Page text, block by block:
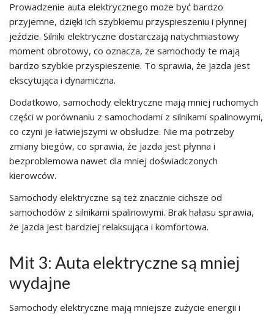
Prowadzenie auta elektrycznego może być bardzo
przyjemne, dzięki ich szybkiemu przyspieszeniu i płynnej
jeździe. Silniki elektryczne dostarczają natychmiastowy
moment obrotowy, co oznacza, że samochody te mają
bardzo szybkie przyspieszenie. To sprawia, że jazda jest
ekscytująca i dynamiczna.
Dodatkowo, samochody elektryczne mają mniej ruchomych
części w porównaniu z samochodami z silnikami spalinowymi,
co czyni je łatwiejszymi w obsłudze. Nie ma potrzeby
zmiany biegów, co sprawia, że jazda jest płynna i
bezproblemowa nawet dla mniej doświadczonych
kierowców.
Samochody elektryczne są też znacznie cichsze od
samochodów z silnikami spalinowymi. Brak hałasu sprawia,
że jazda jest bardziej relaksująca i komfortowa.
Mit 3: Auta elektryczne są mniej
wydajne
Samochody elektryczne mają mniejsze zużycie energii i